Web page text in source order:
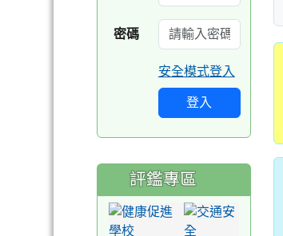
密碼
安全模式登入
登入
評鑑專區